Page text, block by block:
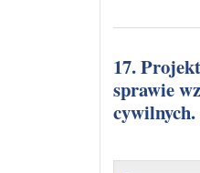
17. Projekt rozporządzenia Parlamentu Europejskiego i Rady w
sprawie